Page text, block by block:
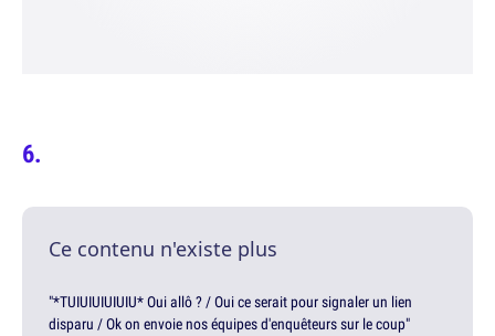
Ce contenu n'existe plus
"*TUIUIUIUIUIU* Oui allô ? / Oui ce serait pour signaler un lien
disparu / Ok on envoie nos équipes d'enquêteurs sur le coup"